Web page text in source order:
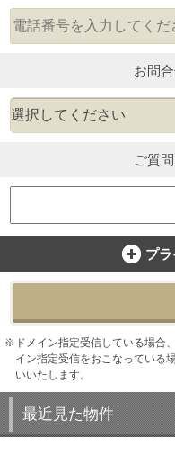
お問
ご質
プ
ドメイン指定受信している場合
イン指定受信をおこなっている
いいたします。
最近見た物件